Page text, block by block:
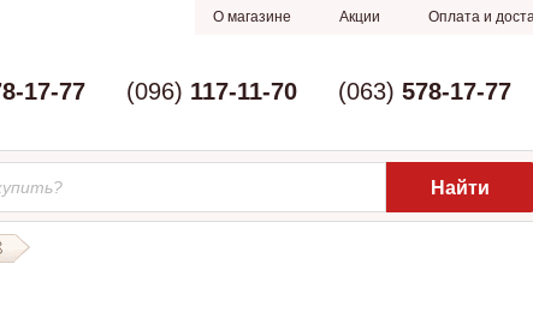
О магазине Акции Оплата и
17-77 (096) 117-11-70 (063) 578-17-77